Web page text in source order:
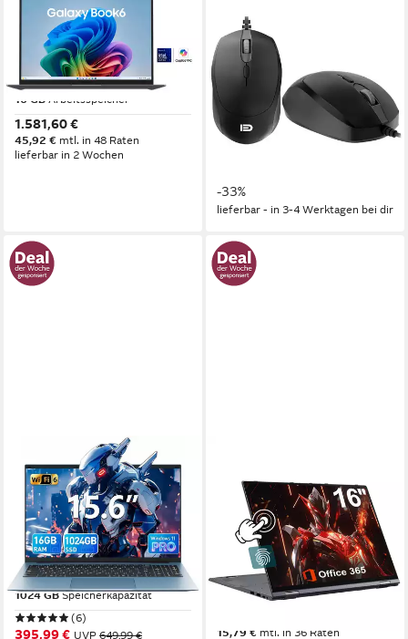
Galaxy Book6 NP760V
Notebook
16 Zoll Bildschirmdiagonale
Intel Core Ultra 7 Prozessor
16 GB Arbeitsspeicher
1.581,60 €
45,92 € mtl. in 48 Raten
lieferbar in 2 Wochen
15,6″ Premium-Laptop Intel
Core i9 – für Office,
Multimedia & Gaming
Notebook
15.6 Zoll Bildschirmdiagonale
0 GB Arbeitsspeicher
512 GB Speicherkapazität
-33%
lieferbar - in 3-4 Werktagen bei dir
15,6 Zoll FHD IPS Laptop
16GB RAM 1TB SSD
Windows 11 PRO WiFi 6 LAN
Notebook
15.6 Zoll Bildschirmdiagonale
16 GB Arbeitsspeicher
1024 GB Speicherkapazität
(6)
395,99 € UVP 649,99 €
RAM Beleuchtete DE-Tastatur
Fingerabdruck Notebook
16 Zoll Bildschirmdiagonale
Arbeitsspeicher
640 GB Speicherkapazität
439,99 € UVP779,99 €
15,79 € mtl. in 36 Raten